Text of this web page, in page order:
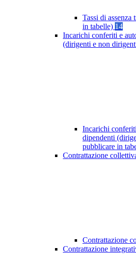
Tassi di assenza
in tabelle) 14
Incarichi conferiti e
(dirigenti e non
Incarichi
dipendenti
pubblicare in
Contrattazione
Contrattazione
Contrattazione